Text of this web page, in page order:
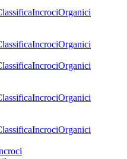
IncrociOrganici
IncrociOrganici
IncrociOrganici
IncrociOrganici
IncrociOrganici